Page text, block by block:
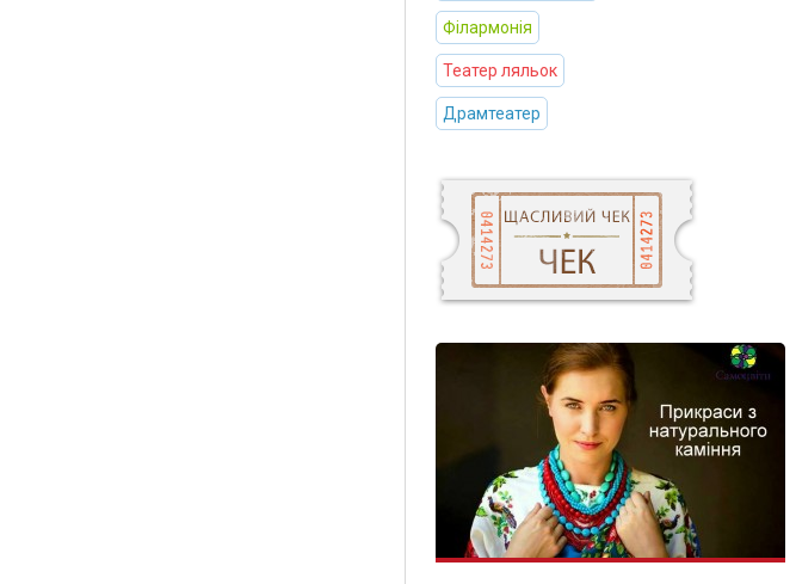
Філармонія
Театер ляльок
Драмтеатер